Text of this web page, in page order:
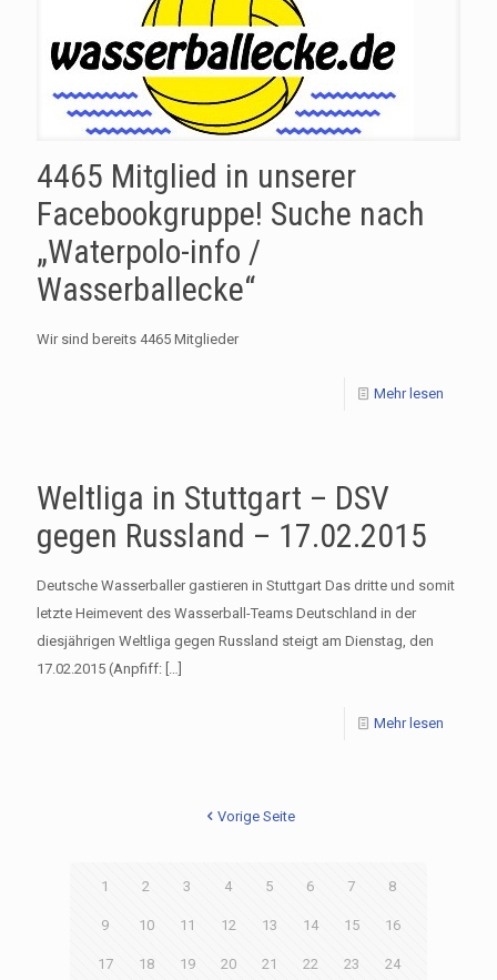
4465 Mitglied in unserer
Facebookgruppe! Suche nach
„Waterpolo-info /
Wasserballecke“
Wir sind bereits 4465 Mitglieder
Mehr lesen
Weltliga in Stuttgart – DSV
gegen Russland – 17.02.2015
Deutsche Wasserballer gastieren in Stuttgart Das dritte und somit
letzte Heimevent des Wasserball-Teams Deutschland in der
diesjährigen Weltliga gegen Russland steigt am Dienstag, den
17.02.2015 (Anpfiff: […]
Mehr lesen
Vorige Seite
1 2 3 4 5 6 7 8
9 10 11 12 13 14 15 16
17 18 19 20 21 22 23 24